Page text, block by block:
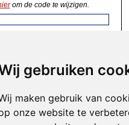
gebruiken
maken gebruik van
onze website te
om de code te wijzigen.
Mijn Account
Inloggen